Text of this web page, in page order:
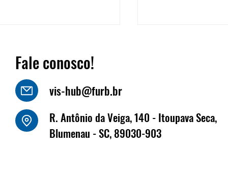
Luiz Kornely - HBSIS
Fritz Müller marca
na Fenabrave,
Fale conosco!
vis-hub@furb.br
R. Antônio da Veiga, 140 - Itoupava Seca,
Blumenau - SC, 89030-903